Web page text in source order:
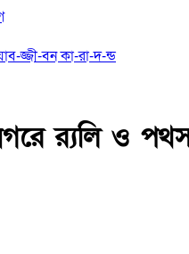
জ্জী-বন কা-রা-দ-ন্ড
র‍্যলি ও